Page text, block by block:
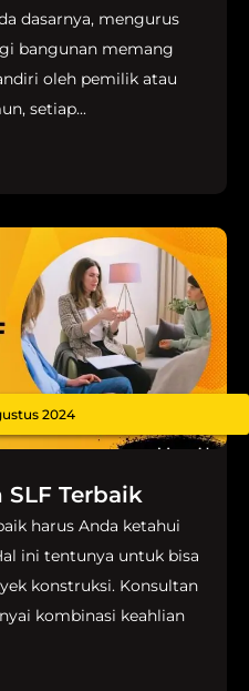
dasarnya, mengurus
bangunan memang
oleh pemilik atau
setiap...
2024
Terbaik
harus Anda ketahui
ini tentunya untuk bisa
konstruksi. Konsultan
kombinasi keahlian